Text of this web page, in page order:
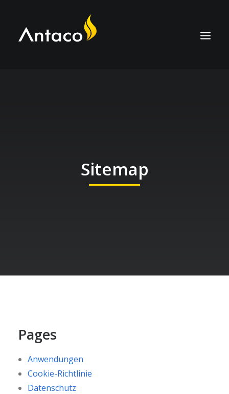
Sitemap
Pages
Anwendungen
Cookie-Richtlinie
Datenschutz